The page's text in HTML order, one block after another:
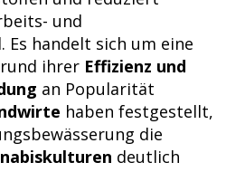
und
Es handelt sich um eine
ihrer Effizienz und
an Popularität
haben festgestellt,
die
deutlich